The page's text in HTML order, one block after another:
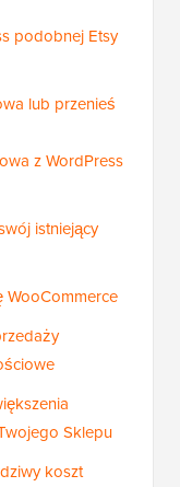
podobnej Etsy
lub przenieś
z WordPress
istniejący
WooCommerce
Sklepu
koszt